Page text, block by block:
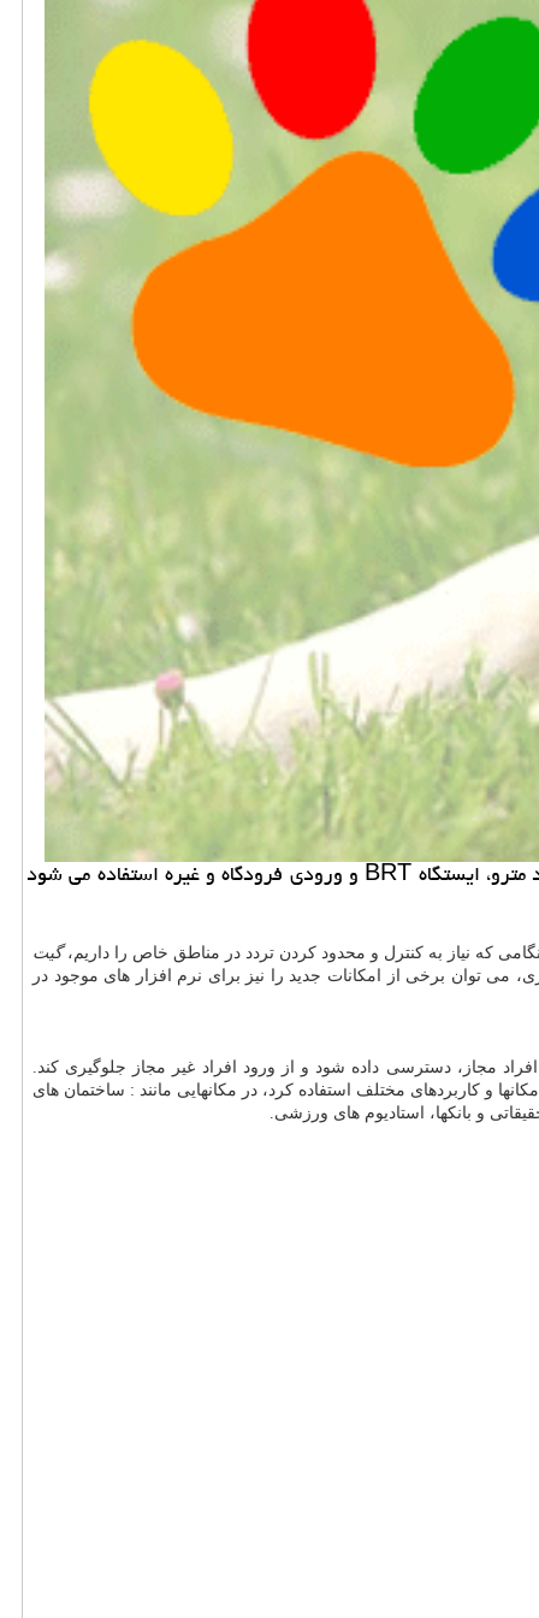
خرید و فروش حیوان خانگی: گیت كنترل تردد نوعی سیستم كنترل دسترسی است كه برای جلوگیری از ازدحام در مكانهای شلوغ مانند مترو، ایستگاه BRT و ورودی فرودگاه و غیره استفاده می شود
که نیاز به کنترل و محدود کردن تردد در مناطق خاص را داریم،گیت
می توان برخی از امکانات جدید را نیز برای نرم افزار های موجود در
مجاز، دسترسی داده شود و از ورود افراد غیر مجاز جلوگیری کند.
و کاربردهای مختلف استفاده کرد، در مکانهایی مانند : ساختمان های
و بانکها، استادیوم های ورزشی.